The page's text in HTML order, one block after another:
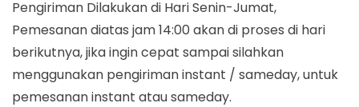
Pengiriman Dilakukan di Hari Senin-Jumat,
Pemesanan diatas jam 14:00 akan di proses di hari
berikutnya, jika ingin cepat sampai silahkan
menggunakan pengiriman instant / sameday, untuk
pemesanan instant atau sameday.